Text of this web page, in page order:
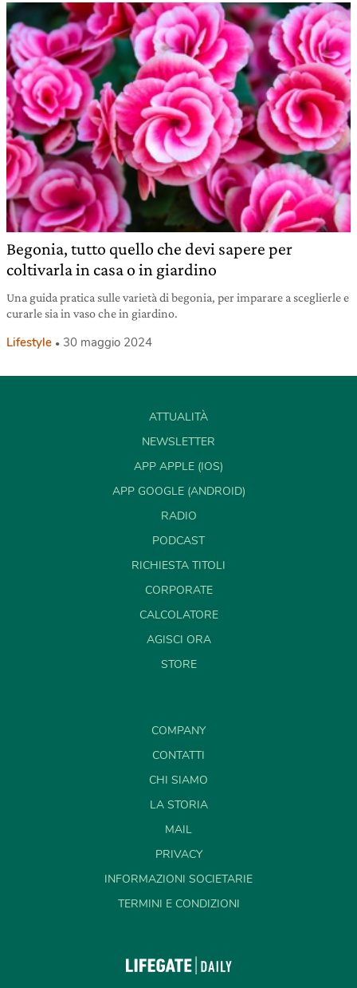
Begonia, tutto quello che devi sapere per
coltivarla in casa o in giardino
Una guida pratica sulle varietà di begonia, per imparare a sceglierle e
curarle sia in vaso che in giardino.
Lifestyle 30 maggio 2024
ATTUALITÀ
NEWSLETTER
APP APPLE (IOS)
APP GOOGLE (ANDROID)
RADIO
PODCAST
RICHIESTA TITOLI
CORPORATE
CALCOLATORE
AGISCI ORA
STORE
COMPANY
CONTATTI
CHI SIAMO
LA STORIA
MAIL
PRIVACY
INFORMAZIONI SOCIETARIE
TERMINI E CONDIZIONI